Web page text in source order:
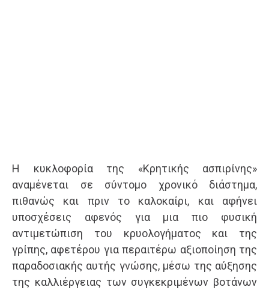
Η κυκλοφορία της «Κρητικής ασπιρίνης»
αναμένεται σε σύντομο χρονικό διάστημα,
πιθανώς και πριν το καλοκαίρι, και αφήνει
υποσχέσεις αφενός για μια πιο φυσική
αντιμετώπιση του κρυολογήματος και της
γρίπης, αφετέρου για περαιτέρω αξιοποίηση της
παραδοσιακής αυτής γνώσης, μέσω της αύξησης
της καλλιέργειας των συγκεκριμένων βοτάνων